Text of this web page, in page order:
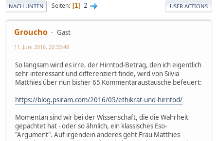
NACH UNTEN Seiten 1 2 USER ACTIONS
Groucho Gast
11. Juni 2016, 20:33:48
So langsam wird es irre, der Hirntod-Betrag, den ich eigentlich
sehr interessant und differenziert finde, wird von Silvia
Matthies über nun bisher 65 Kommentaraustausche befeuert:
https://blog.psiram.com/2016/05/ethikrat-und-hirntod/
Momentan sind wir bei der Wissenschaft, die die Wahrheit
gepachtet hat - oder so ähnlich, ein klassisches Eso-
"Argument". Auf irgendein anderes geht Frau Matthies